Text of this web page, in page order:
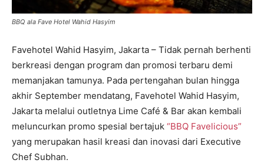
BBQ ala Fave Hotel Wahid Hasyim
Favehotel Wahid Hasyim, Jakarta – Tidak pernah berhenti
berkreasi dengan program dan promosi terbaru demi
memanjakan tamunya. Pada pertengahan bulan hingga
akhir September mendatang, Favehotel Wahid Hasyim,
Jakarta melalui outletnya Lime Café & Bar akan kembali
meluncurkan promo spesial bertajuk “BBQ Favelicious”
yang merupakan hasil kreasi dan inovasi dari Executive
Chef Subhan.